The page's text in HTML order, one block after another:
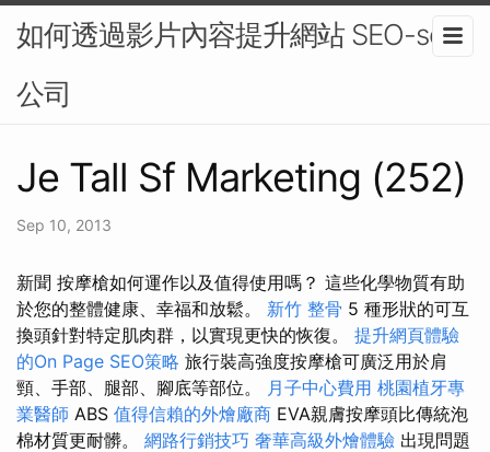
如何透過影片內容提升網站 SEO-seo
公司
Je Tall Sf Marketing (252)
Sep 10, 2013
新聞 按摩槍如何運作以及值得使用嗎？ 這些化學物質有助
於您的整體健康、幸福和放鬆。 新竹 整骨 5 種形狀的可互
換頭針對特定肌肉群，以實現更快的恢復。 提升網頁體驗
的On Page SEO策略 旅行裝高強度按摩槍可廣泛用於肩
頸、手部、腿部、腳底等部位。 月子中心費用 桃園植牙專
業醫師 ABS 值得信賴的外燴廠商 EVA親膚按摩頭比傳統泡
棉材質更耐髒。 網路行銷技巧 奢華高級外燴體驗 出現問題